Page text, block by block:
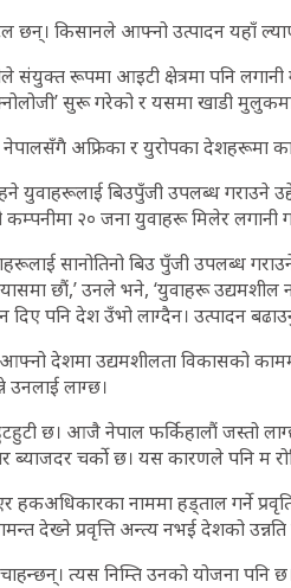
छन्। किसानले आफ्नो उत्पादन यहाँ
संयुक्त रूपमा आइटी क्षेत्रमा पनि
सुरू गरेको र यसमा खाडी
अफ्रिका र युरोपका देशहरूमा
युवाहरूलाई बिउपुँजी उपलब्ध गराउने
२० जना युवाहरू मिलेर लगानी
सानोतिनो बिउ पुँजी उपलब्ध
छौं,’ उनले भने, ‘युवाहरू
पनि देश उँभो लाग्दैन। उत्पादन
देशमा उद्यमशीलता विकासको
लाग्छ।
छ। आजै नेपाल फर्किहालौं जस्तो
ब्याजदर चर्को छ। यस कारणले पनि म
हकअधिकारका नाममा हड्ताल गर्ने
देख्ने प्रवृत्ति अन्त्य नभई देशको
त्यस निम्ति उनको योजना